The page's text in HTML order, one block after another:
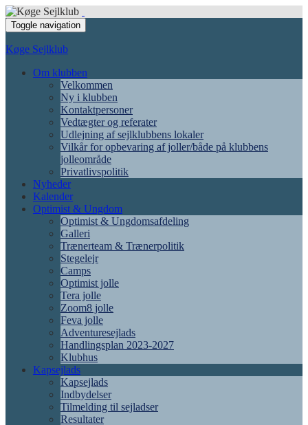
Toggle navigation
Køge Sejlklub
Om klubben
Velkommen
Ny i klubben
Kontaktpersoner
Vedtægter og referater
Udlejning af sejlklubbens lokaler
Vilkår for opbevaring af joller/både på klubbens
jolleområde
Privatlivspolitik
Nyheder
Kalender
Optimist & Ungdom
Optimist & Ungdomsafdeling
Galleri
Trænerteam & Trænerpolitik
Stegelejr
Camps
Optimist jolle
Tera jolle
Zoom8 jolle
Feva jolle
Adventuresejlads
Handlingsplan 2023-2027
Klubhus
Kapsejlads
Kapsejlads
Indbydelser
Tilmelding til sejladser
Resultater